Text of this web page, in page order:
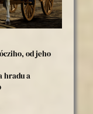
od jeho
hradu a